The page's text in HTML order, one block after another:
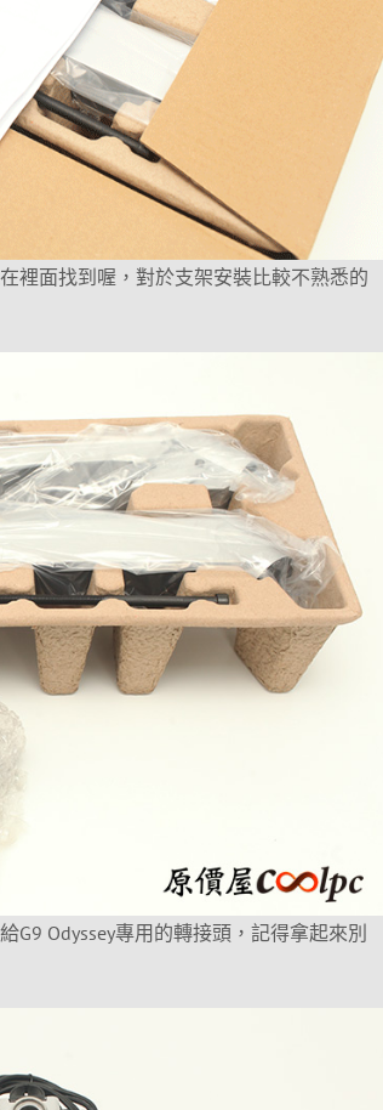
裡面找到喔，對於支架安裝比較不熟悉的
G9 Odyssey專用的轉接頭，記得拿起來別